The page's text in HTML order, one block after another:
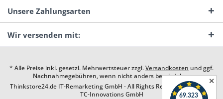
Unsere Zahlungsarten
Wir versenden mit:
* Alle Preise inkl. gesetzl. Mehrwertsteuer zzgl.Versandkosten und ggf.
Nachnahmegebühren, wenn nicht anders beschrieben
Thinkstore24.de IT-Remarketing GmbH - All Rights Reserved. Design by
TC-Innovations GmbH
✕